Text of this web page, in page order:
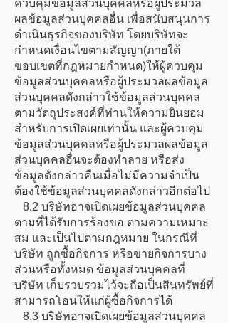
ควบคุมข้อมูลส่วนบุคคลหรือผู้ประมวล
ผลข้อมูลส่วนบุคคลอื่น เพื่อสนับสนุนการ
ดำเนินธุรกิจของบริษัท โดยบริษัทจะ
กำหนดเงื่อนไขตามสัญญา(ภายใต้
ขอบเขตที่กฎหมายกำหนด)ให้ผู้ควบคุม
ข้อมูลส่วนบุคคลหรือผู้ประมวลผลข้อมูล
ส่วนบุคคลดังกล่าวใช้ข้อมูลส่วนบุคคล
ตามวัตถุประสงค์ที่ท่านให้ความยินยอม
สำหรับการเปิดเผยเท่านั้น และผู้ควบคุม
ข้อมูลส่วนบุคคลหรือผู้ประมวลผลข้อมูล
ส่วนบุคคลอื่นจะต้องทำลาย หรือส่ง
ข้อมูลดังกล่าวคืนเมื่อไม่มีความจำเป็น
ต้องใช้ข้อมูลส่วนบุคคลดังกล่าวอีกต่อไป
8.2 บริษัทอาจเปิดเผยข้อมูลส่วนบุคคล
ตามที่ได้รับการร้องขอ ตามความเหมาะ
สม และเป็นไปตามกฎหมาย ในกรณีที่
บริษัท ถูกซื้อกิจการ หรือขายกิจการบาง
ส่วนหรือทั้งหมด ข้อมูลส่วนบุคคลที่
บริษัท เก็บรวบรวมไว้จะถือเป็นสินทรัพย์ที่
สามารถโอนให้แก่ผู้ซื้อกิจการได้
8.3 บริษัทอาจเปิดเผยข้อมูลส่วนบุคคล